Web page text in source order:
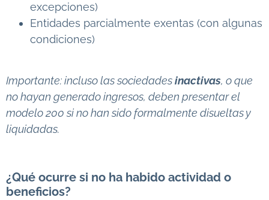
excepciones)
Entidades parcialmente exentas (con algunas
condiciones)
Importante: incluso las sociedadesinactivas, o que
no hayan generado ingresos, deben presentar el
modelo 200 si no han sido formalmente disueltas y
liquidadas.
¿Qué ocurre si no ha habido actividad o
beneficios?